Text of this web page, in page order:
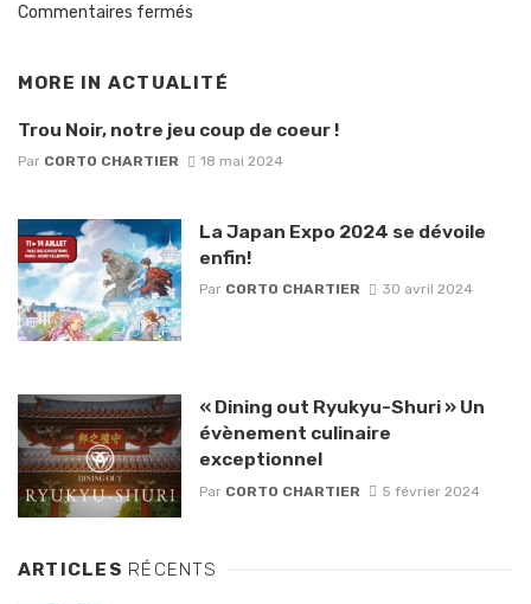
Commentaires fermés
MORE IN ACTUALITÉ
Trou Noir, notre jeu coup de coeur !
Par CORTO CHARTIER 18 mai 2024
La Japan Expo 2024 se dévoile
enfin!
Par CORTO CHARTIER 30 avril 2024
« Dining out Ryukyu-Shuri » Un
évènement culinaire
exceptionnel
Par CORTO CHARTIER 5 février 2024
ARTICLES RÉCENTS